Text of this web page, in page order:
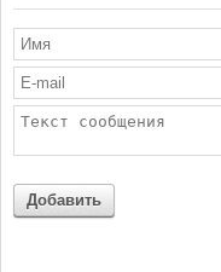
Добавить